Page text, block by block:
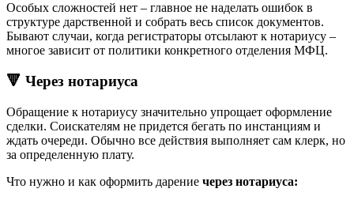
Особых сложностей нет – главное не наделать ошибок в
структуре дарственной и собрать весь список документов.
Бывают случаи, когда регистраторы отсылают к нотариусу –
многое зависит от политики конкретного отделения МФЦ.
🔻 Через нотариуса
Обращение к нотариусу значительно упрощает оформление
сделки. Соискателям не придется бегать по инстанциям и
ждать очереди. Обычно все действия выполняет сам клерк, но
за определенную плату.
Что нужно и как оформить дарение через нотариуса: